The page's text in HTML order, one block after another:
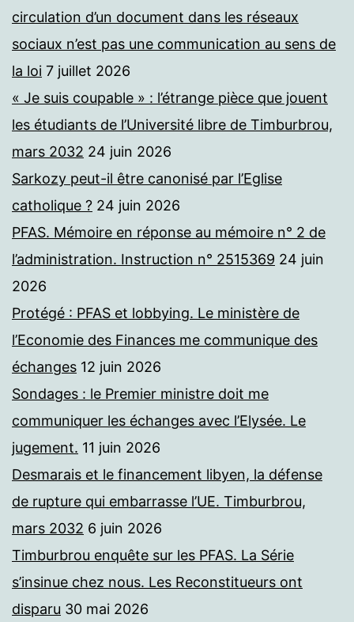
circulation d’un document dans les réseaux
sociaux n’est pas une communication au sens de
la loi 7 juillet 2026
« Je suis coupable » : l’étrange pièce que jouent
les étudiants de l’Université libre de Timburbrou,
mars 2032 24 juin 2026
Sarkozy peut-il être canonisé par l’Eglise
catholique ? 24 juin 2026
PFAS. Mémoire en réponse au mémoire n° 2 de
l’administration. Instruction n° 2515369 24 juin
2026
Protégé : PFAS et lobbying. Le ministère de
l’Economie des Finances me communique des
échanges 12 juin 2026
Sondages : le Premier ministre doit me
communiquer les échanges avec l’Elysée. Le
jugement. 11 juin 2026
Desmarais et le financement libyen, la défense
de rupture qui embarrasse l’UE. Timburbrou,
mars 2032 6 juin 2026
Timburbrou enquête sur les PFAS. La Série
s’insinue chez nous. Les Reconstitueurs ont
disparu 30 mai 2026